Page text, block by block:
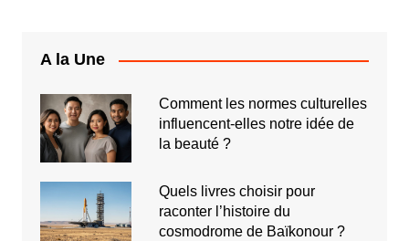
A la Une
Comment les normes culturelles
influencent-elles notre idée de
la beauté ?
Quels livres choisir pour
raconter l’histoire du
cosmodrome de Baïkonour ?